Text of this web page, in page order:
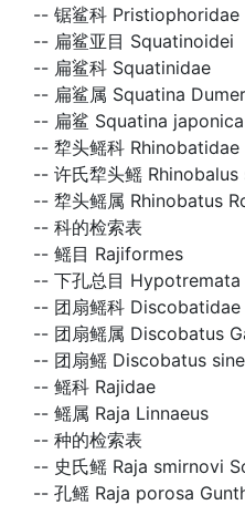
-- 锯鲨科 Pristiophoridae
-- 扁鲨亚目 Squatinoidei
-- 扁鲨科 Squatinidae
-- 扁鲨属 Squatina
-- 扁鲨 Squatina
-- 犂头鳐科 Rhinobatidae
-- 许氏犂头鳐
-- 犂头鳐属 Rhinobatus
-- 科的检索表
-- 鳐目 Rajiformes
-- 下孔总目 Hypotremata
-- 团扇鳐科 Discobatidae
-- 团扇鳐属 Discobatus
-- 团扇鳐 Discobatus
-- 鳐科 Rajidae
-- 鳐属 Raja Linnaeus
-- 种的检索表
-- 史氏鳐 Raja smirnovi
-- 孔鳐 Raja porosa